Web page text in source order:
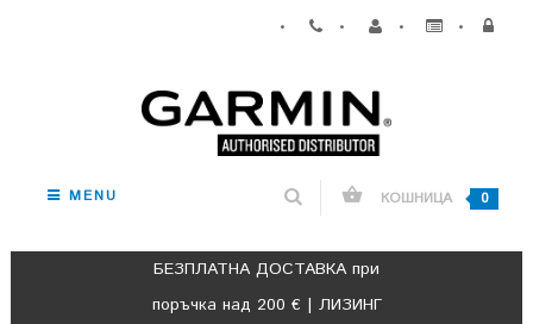
• • • •
MENU КОШНИЦА 0
БЕЗПЛАТНА ДОСТАВКА при
поръчка над 200 € | ЛИЗИНГ